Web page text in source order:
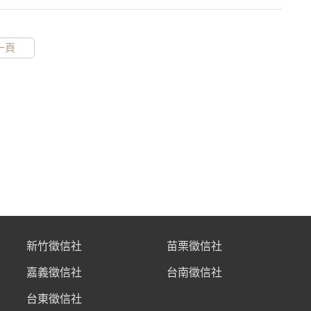
頁
新竹徵信社 苗栗徵信社
嘉義徵信社 台南徵信社
台東徵信社